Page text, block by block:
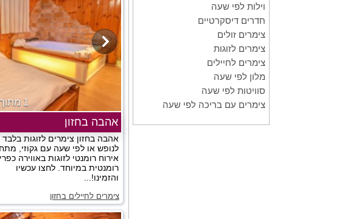
וילות לפי שעה
חדרים דיסקרטיים
צימרים זולים
צימרים לזוגות
צימרים לחיילים
מלון לפי שעה
סוויטות לפי שעה
צימרים עם בריכה לפי שעה
1 מתוך 8
אהבה בחזון
אהבה בחזון צימרים לזוגות בלבד
לנופש או לפי שעה עם גקוזי,
אירוח רומנטי לזוגות באווירה
רומנטית במיוחד. לחצו עכשיו
והזמינו!...
צימרים לחיילים בחזון